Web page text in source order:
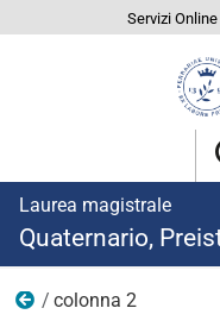
Servizi Online
Laurea magistrale
Quaternario,
Iscriversi
colonna 2